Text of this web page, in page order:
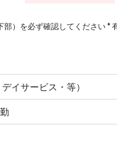
）を必ず確認してください *
デイサービス・等）